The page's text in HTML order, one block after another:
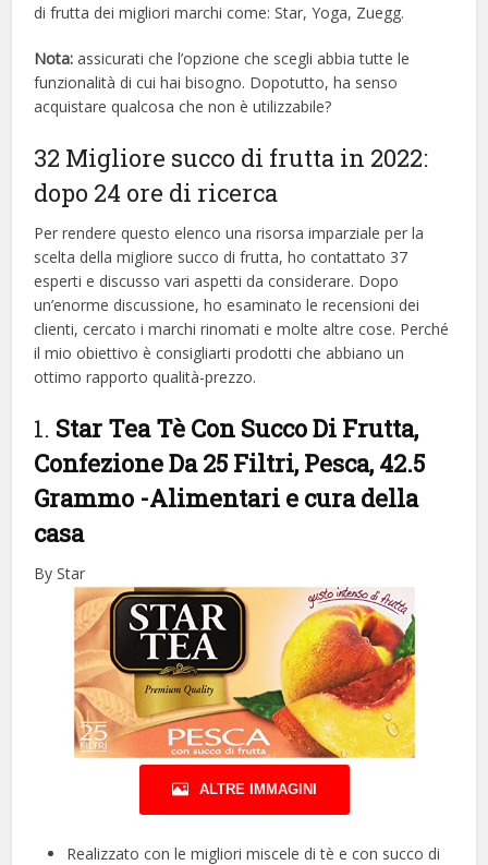
di frutta dei migliori marchi come: Star, Yoga, Zuegg.
Nota: assicurati che l’opzione che scegli abbia tutte le
funzionalità di cui hai bisogno. Dopotutto, ha senso
acquistare qualcosa che non è utilizzabile?
32 Migliore succo di frutta in 2022:
dopo 24 ore di ricerca
Per rendere questo elenco una risorsa imparziale per la
scelta della migliore succo di frutta, ​​ho contattato 37
esperti e discusso vari aspetti da considerare. Dopo
un’enorme discussione, ho esaminato le recensioni dei
clienti, cercato i marchi rinomati e molte altre cose. Perché
il mio obiettivo è consigliarti prodotti che abbiano un
ottimo rapporto qualità-prezzo.
1. Star Tea Tè Con Succo Di Frutta,
Confezione Da 25 Filtri, Pesca, 42.5
Grammo -Alimentari e cura della
casa
By Star
ALTRE IMMAGINI
Realizzato con le migliori miscele di tè e con succo di